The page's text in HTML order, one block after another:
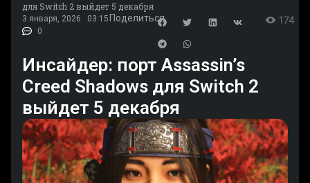
для Switch 2 выйдет 5 декабря
3 января, 2026
03:15
0
Поделиться 174
Инсайдер: порт Assassin’s
Creed Shadows для Switch 2
выйдет 5 декабря